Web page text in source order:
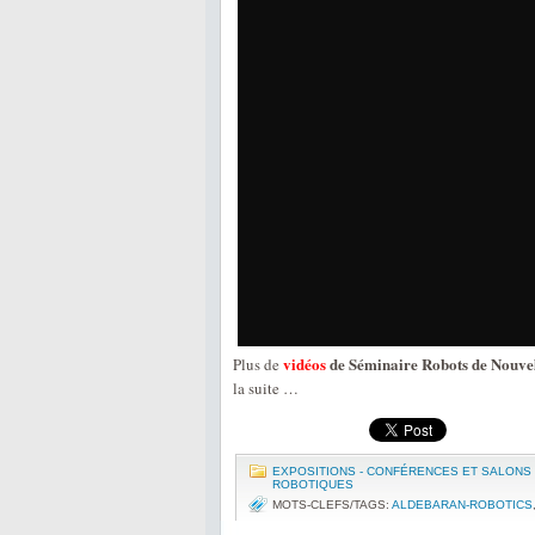
Plus de vidéosde Séminaire Robots de
la suite …
EXPOSITIONS - CONFÉRENCES ET SALONS
ROBOTIQUES
MOTS-CLEFS/TAGS: ALDEBARAN-ROBOTICS